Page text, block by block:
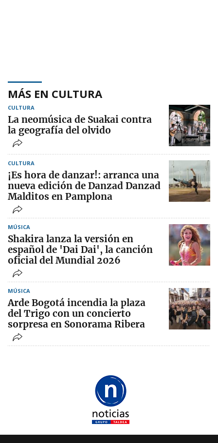
MÁS EN CULTURA
CULTURA
La neomúsica de Suakai contra
la geografía del olvido
CULTURA
¡Es hora de danzar!: arranca una
nueva edición de Danzad Danzad
Malditos en Pamplona
MÚSICA
Shakira lanza la versión en
español de 'Dai Dai', la canción
oficial del Mundial 2026
MÚSICA
Arde Bogotá incendia la plaza
del Trigo con un concierto
sorpresa en Sonorama Ribera